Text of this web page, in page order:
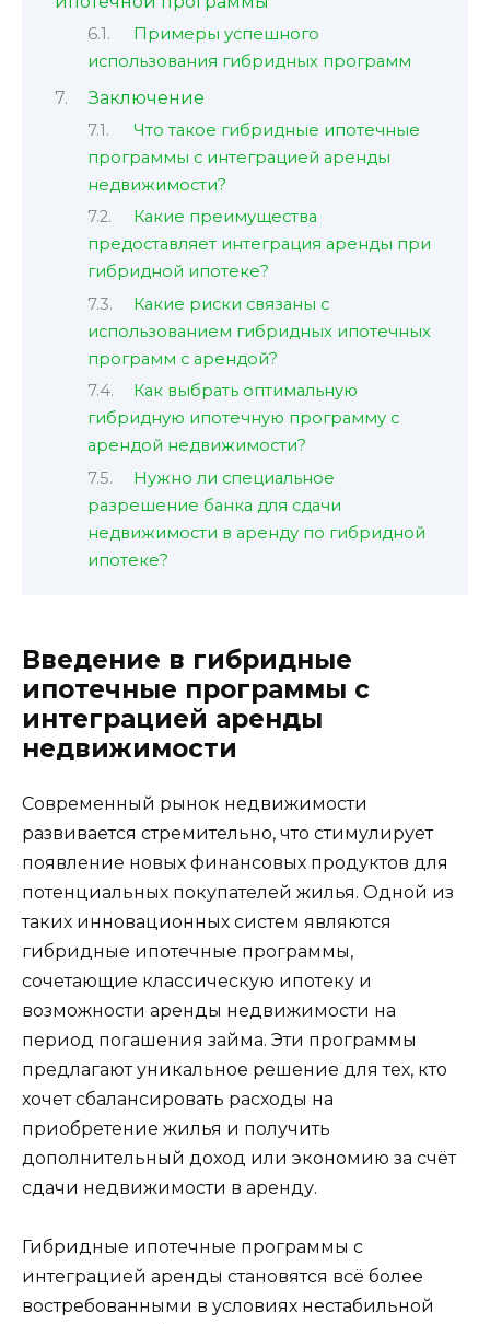
Примеры успешного
использования гибридных программ
Заключение
Что такое гибридные ипотечные
программы с интеграцией аренды
недвижимости?
Какие преимущества
предоставляет интеграция аренды при
гибридной ипотеке?
Какие риски связаны с
использованием гибридных ипотечных
программ с арендой?
Как выбрать оптимальную
гибридную ипотечную программу с
арендой недвижимости?
Нужно ли специальное
разрешение банка для сдачи
недвижимости в аренду по гибридной
ипотеке?
Введение в гибридные
ипотечные программы с
интеграцией аренды
недвижимости
Современный рынок недвижимости
развивается стремительно, что стимулирует
появление новых финансовых продуктов для
потенциальных покупателей жилья. Одной из
таких инновационных систем являются
гибридные ипотечные программы,
сочетающие классическую ипотеку и
возможности аренды недвижимости на
период погашения займа. Эти программы
предлагают уникальное решение для тех, кто
хочет сбалансировать расходы на
приобретение жилья и получить
дополнительный доход или экономию за счёт
сдачи недвижимости в аренду.
Гибридные ипотечные программы с
интеграцией аренды становятся всё более
востребованными в условиях нестабильной